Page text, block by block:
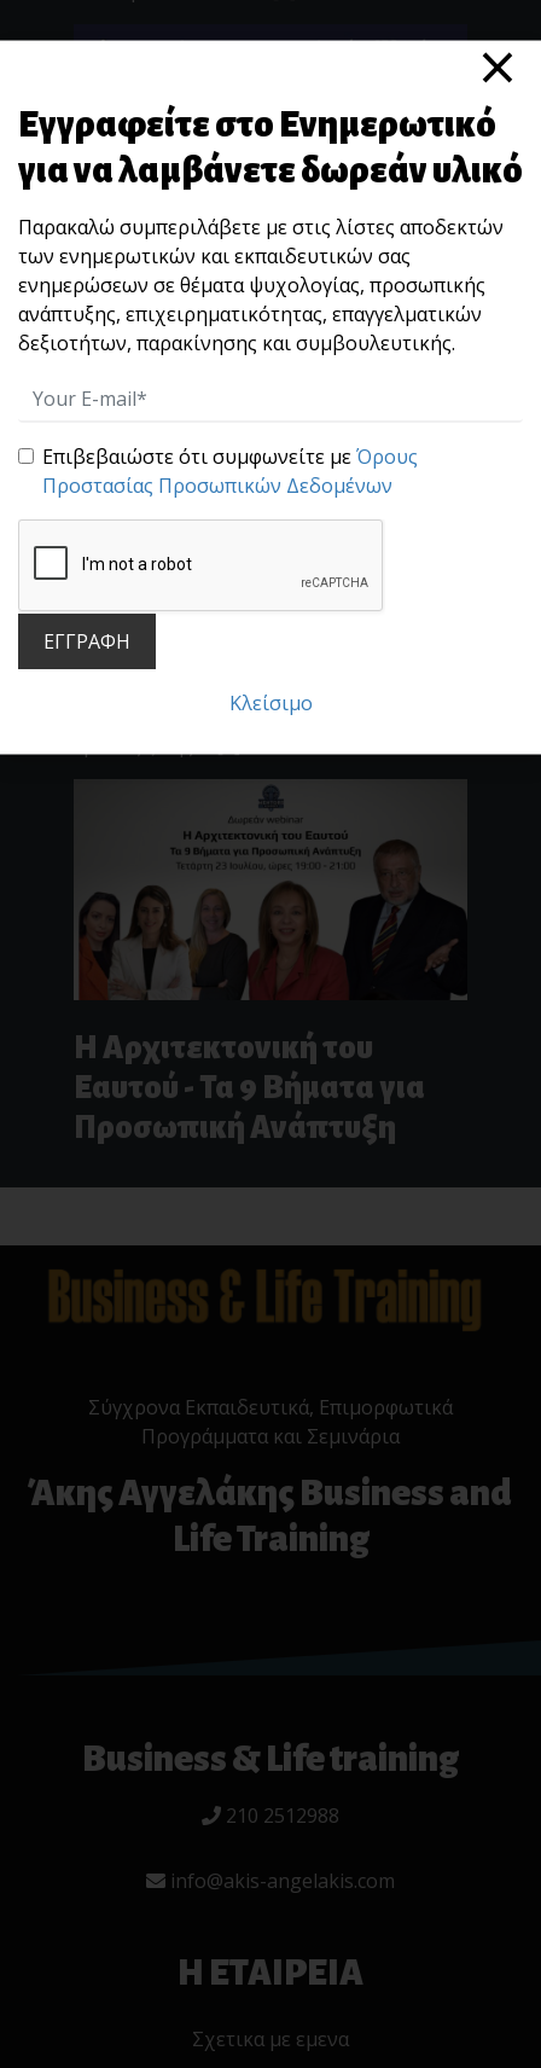
Ένας εξαιρετικός
δικαστής: Τα συστατικά για
μου: Ένα δωρεάν webinar αφιερωμένο σε
έναν άνθρωπο που μας υπενθυμίζει ότι η
συμπόνια δεν είναι απλώς αρετές – είναι
Η Αρχιτεκτονική του
Εαυτού - Τα 9 Βήματα για
Προσωπική Ανάπτυξη
Σύγχρονα Εκπαιδευτικά, Επιμορφωτικά
Προγράμματα και Σεμινάρια
Άκης Αγγελάκης Business and
Life Training
Business & Life training
210 2512988
info@akis-angelakis.com
Η ΕΤΑΙΡΕΙΑ
Σχετικα με εμενα
×
Εγγραφείτε στο Ενημερωτικό
για να λαμβάνετε δωρεάν υλικό
Παρακαλώ συμπεριλάβετε με στις λίστες αποδεκτών
των ενημερωτικών και εκπαιδευτικών σας
ενημερώσεων σε θέματα ψυχολογίας, προσωπικής
ανάπτυξης, επιχειρηματικότητας, επαγγελματικών
δεξιοτήτων, παρακίνησης και συμβουλευτικής.
Επιβεβαιώστε ότι συμφωνείτε μεΌρους
Προστασίας Προσωπικών Δεδομένων
ΕΓΓΡΑΦΗ
Κλείσιμο